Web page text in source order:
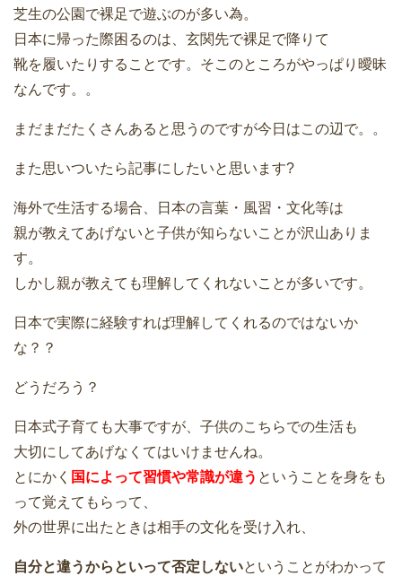
芝生の公園で裸足で遊ぶのが多い為。
日本に帰った際困るのは、玄関先で裸足で降りて
靴を履いたりすることです。そこのところがやっぱり曖昧
なんです。。
まだまだたくさんあると思うのですが今日はこの辺で。。
また思いついたら記事にしたいと思います?
海外で生活する場合、日本の言葉・風習・文化等は
親が教えてあげないと子供が知らないことが沢山ありま
す。
しかし親が教えても理解してくれないことが多いです。
日本で実際に経験すれば理解してくれるのではないか
な？？
どうだろう？
日本式子育ても大事ですが、子供のこちらでの生活も
大切にしてあげなくてはいけませんね。
とにかく 国によって習慣や常識が違う ということを身をも
って覚えてもらって、
外の世界に出たときは相手の文化を受け入れ、
自分と違うからといって否定しないということがわかって